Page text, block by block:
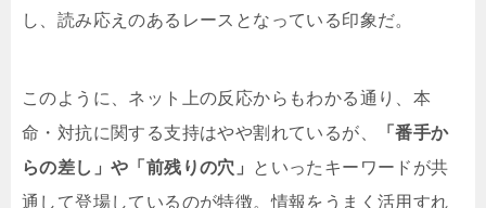
し、読み応えのあるレースとなっている印象だ。
このように、ネット上の反応からもわかる通り、本
命・対抗に関する支持はやや割れているが、
「番手か
らの差し」や「前残りの穴」
といったキーワードが共
通して登場しているのが特徴。情報をうまく活用すれ